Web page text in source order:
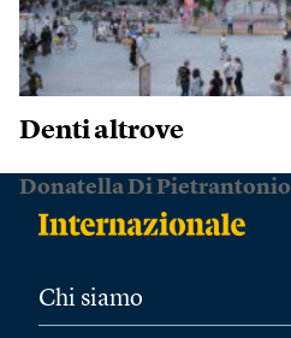
Denti altrove
Donatella Di Pietrantonio
Chi siamo